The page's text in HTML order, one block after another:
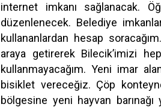
internet imkanı sağlanacak.
düzenlenecek. Belediye
kullananlardan hesap
araya getirerek Bilecik’imizi
kullanmayacağım. Yeni imar
bisiklet vereceğiz. Çöp
bölgesine yeni hayvan barınağı